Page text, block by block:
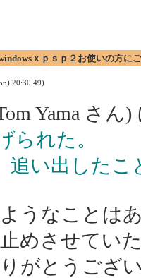
ｘｐｓｐ２お使いの方に
20:30:49)
Yama さん)
られた。
追い出した
うなことは
めさせてい
がとうござ